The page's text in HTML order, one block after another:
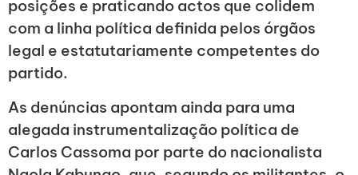
posições e praticando actos que colidem
com a linha política definida pelos órgãos
legal e estatutariamente competentes do
partido.
As denúncias apontam ainda para uma
alegada instrumentalização política de
Carlos Cassoma por parte do nacionalista